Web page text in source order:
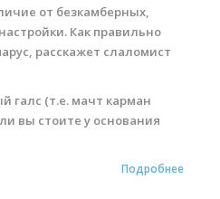
от безкамберных,
Как правильно
расскажет слаломист
галс (т.е. мачт карман
вы стоите у основания
Подробнее